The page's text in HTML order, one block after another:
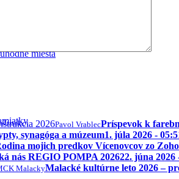
miesta
Pavol VrablecPríspevok k
synagóga a múzeum1. júla 2026 -
mojich predkov Vícenovcov zo
nás REGIO POMPA 202622. júna 2026
MalackyMalacké kultúrne leto 2026 –